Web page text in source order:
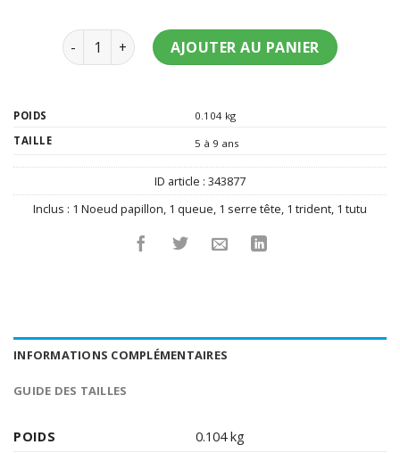
quantité de Kit déguisement diablesse enfant
AJOUTER AU PANIER
POIDS
0.104 kg
TAILLE
5 à 9 ans
ID article : 343877
Inclus : 1 Noeud papillon, 1 queue, 1 serre tête, 1 trident, 1 tutu
INFORMATIONS COMPLÉMENTAIRES
GUIDE DES TAILLES
POIDS
0.104 kg